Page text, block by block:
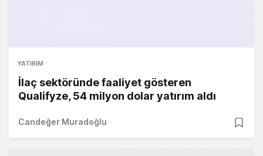
YATIRIM
İlaç sektöründe faaliyet gösteren
Qualifyze, 54 milyon dolar yatırım aldı
Candeğer Muradoğlu